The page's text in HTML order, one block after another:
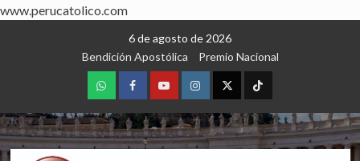
www.perucatolico.com
6 de agosto de 2026
Bendición Apostólica
Premio Nacional
WhatsAppFacebookYoutubeInstagram
X TikTok